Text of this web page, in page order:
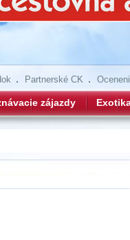
Partnerské CK
zájazdy